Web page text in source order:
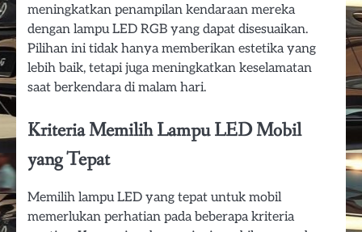
meningkatkan penampilan kendaraan mereka
dengan lampu LED RGB yang dapat disesuaikan.
Pilihan ini tidak hanya memberikan estetika yang
lebih baik, tetapi juga meningkatkan keselamatan
saat berkendara di malam hari.
Kriteria Memilih Lampu LED Mobil
yang Tepat
Memilih lampu LED yang tepat untuk mobil
memerlukan perhatian pada beberapa kriteria